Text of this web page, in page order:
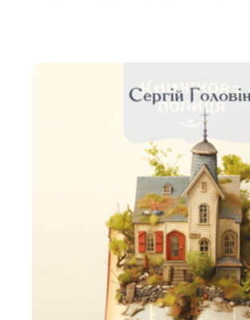
Свіжі надходження, актуальна
література та нові автори на нашій